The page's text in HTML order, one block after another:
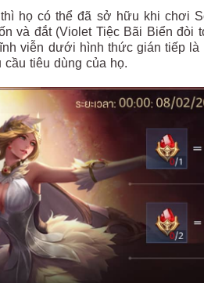
họ có thể đã sở hữu khi chơi
và đắt (Violet Tiệc Bãi Biển
viễn dưới hình thức gián tiếp là
tiêu dùng của họ.